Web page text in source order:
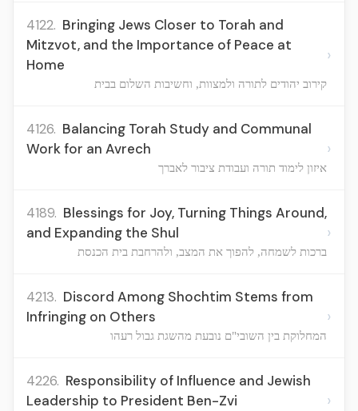
4122. Bringing Jews Closer to Torah and
Mitzvot, and the Importance of Peace at
Home
קירוב יהודים לתורה ולמצוות, וחשיבות השלום בבית
›
4126. Balancing Torah Study and Communal
Work for an Avrech
איזון לימוד תורה ועבודת ציבור לאברך
›
4189. Blessings for Joy, Turning Things Around,
and Expanding the Shul
ברכות לשמחה, להפוך את המצב, ולהרחבת בית הכנסת
›
4213. Discord Among Shochtim Stems from
Infringing on Others
המחלוקת בין השובי"ם נובעת מהשגת גבול רעהו
›
4226. Responsibility of Influence and Jewish
Leadership to President Ben-Zvi
›